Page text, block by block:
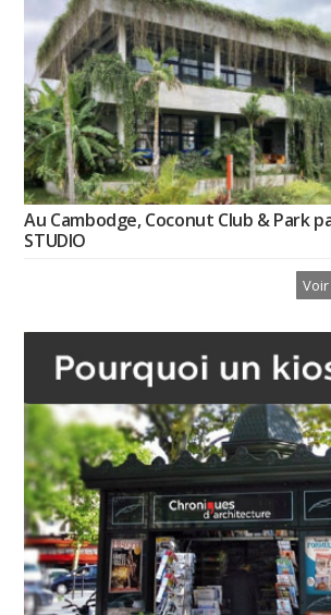
Au Cambodge, Coconut Club & Park
STUDIO